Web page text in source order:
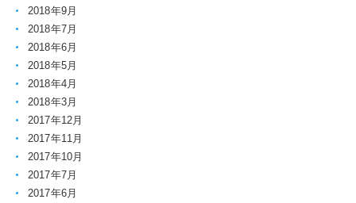
2018年9月
2018年7月
2018年6月
2018年5月
2018年4月
2018年3月
2017年12月
2017年11月
2017年10月
2017年7月
2017年6月